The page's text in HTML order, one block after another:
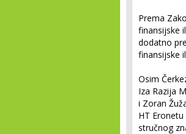
Prema
finansijske
dodatno
finansijske
Osim
Iza Razija
i Zoran
HT
stručnog